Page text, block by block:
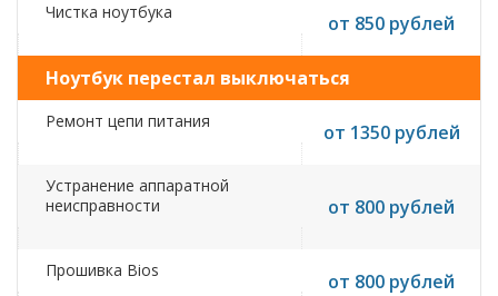
Чистка ноутбука от 850 рублей
Ноутбук перестал выключаться
Ремонт цепи питания от 1350 рублей
Устранение аппаратной
неисправности
от 800 рублей
Прошивка Bios от 800 рублей